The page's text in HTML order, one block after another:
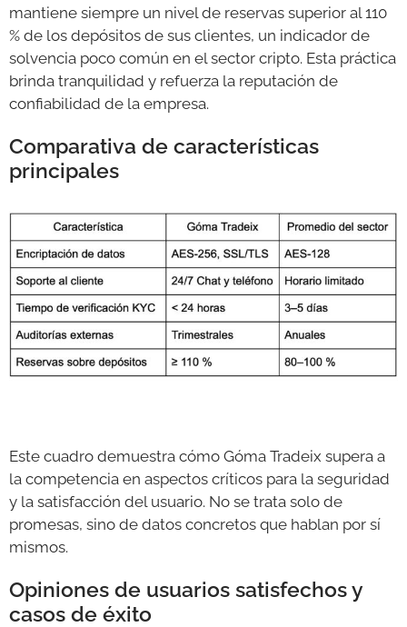
mantiene siempre un nivel de reservas superior al 110
% de los depósitos de sus clientes, un indicador de
solvencia poco común en el sector cripto. Esta práctica
brinda tranquilidad y refuerza la reputación de
confiabilidad de la empresa.
Comparativa de características
principales
Este cuadro demuestra cómo Góma Tradeix supera a
la competencia en aspectos críticos para la seguridad
y la satisfacción del usuario. No se trata solo de
promesas, sino de datos concretos que hablan por sí
mismos.
Opiniones de usuarios satisfechos y
casos de éxito